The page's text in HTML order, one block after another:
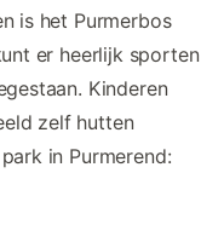
is het Purmerbos
er heerlijk sporten
Kinderen
zelf hutten
in Purmerend: